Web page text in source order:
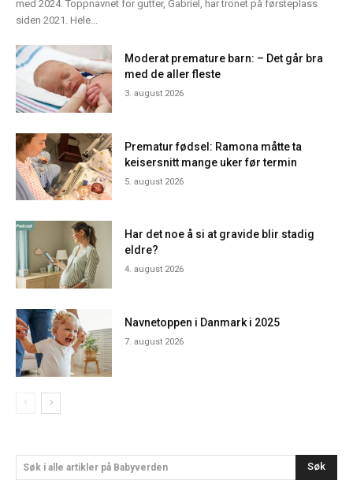
med 2024. Toppnavnet for gutter, Gabriel, har tronet på førsteplass
siden 2021. Hele...
Moderat premature barn: – Det går bra
med de aller fleste
3. august 2026
Prematur fødsel: Ramona måtte ta
keisersnitt mange uker før termin
5. august 2026
Har det noe å si at gravide blir stadig
eldre?
4. august 2026
Navnetoppen i Danmark i 2025
7. august 2026
Søk i alle artikler på Babyverden Søk